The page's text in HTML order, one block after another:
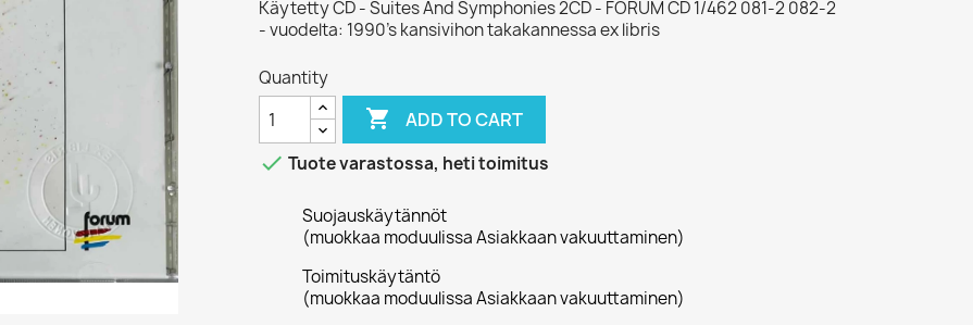
Käytetty CD - Suites And Symphonies 2CD - FORUM CD 1/462 081-2 082-2
- vuodelta: 1990’s kansivihon takakannessa ex libris
Quantity
 ADD TO CART
 Tuote varastossa, heti toimitus
Suojauskäytännöt
(muokkaa moduulissa Asiakkaan vakuuttaminen)
Toimituskäytäntö
(muokkaa moduulissa Asiakkaan vakuuttaminen)